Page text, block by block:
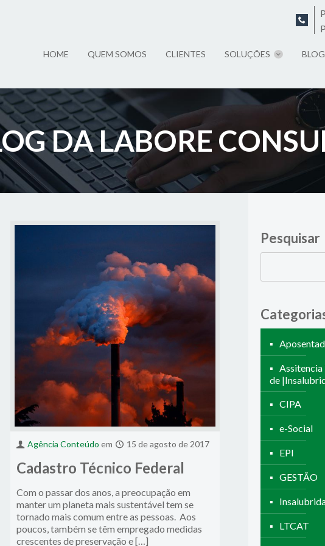
HOME QUEM SOMOS CLIENTES SOLUÇÕES BLOG
DA LABORE
Agência Conteúdo em 15 de agosto de 2017
Cadastro Técnico Federal
Com o passar dos anos, a preocupação em
manter um planeta mais sustentável tem se
tornado mais comum entre as pessoas. Aos
poucos, também se têm empregado medidas
crescentes de preservação e […]
Pesquisar
Pesquisar
Assitencia
de
CIPA
e-Social
EPI
GESTÃO
LTCAT